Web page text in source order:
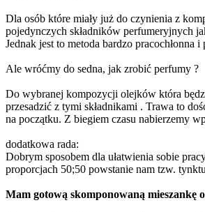
Dla osób które miały już do czynienia z
pojedynczych składników perfumeryjnych
Jednak jest to metoda bardzo pracochłonna
Ale wróćmy do sedna, jak zrobić perfumy ?
Do wybranej kompozycji olejków która
przesadzić z tymi składnikami . Trawa to
na początku. Z biegiem czasu nabierzemy
dodatkowa rada:
Dobrym sposobem dla ułatwienia sobie
proporcjach 50;50 powstanie nam tzw.
Mam gotową skomponowaną mieszankę